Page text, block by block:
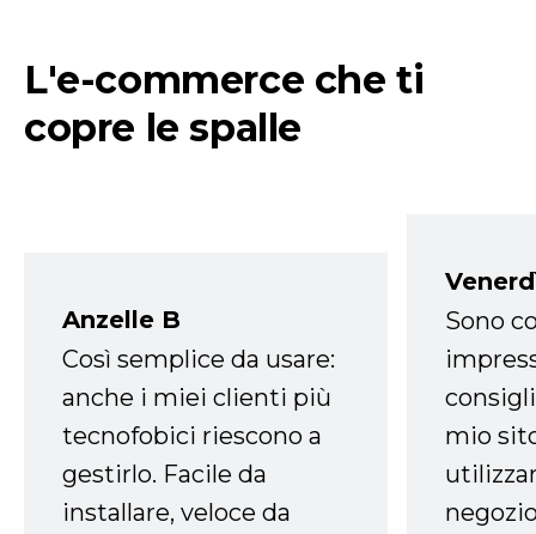
L'e-commerce che ti
copre le spalle
Anzelle B
Così semplice da usare:
anche i miei clienti più
tecnofobici riescono a
gestirlo. Facile da
installare, veloce da
Sono
mio